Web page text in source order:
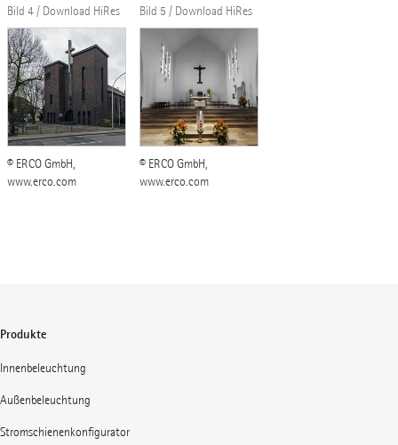
Bild 4 / Download HiRes
© ERCO GmbH,
www.erco.com
Bild 5 / Download HiRes
© ERCO GmbH,
www.erco.com
Produkte
Innenbeleuchtung
Außenbeleuchtung
Stromschienenkonfigurator